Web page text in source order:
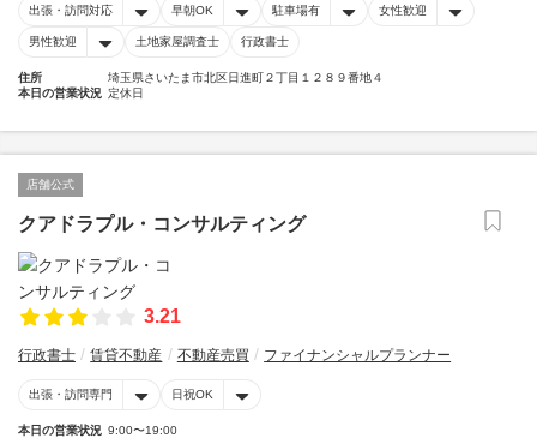
出張・訪問対応 早朝OK 駐車場有 女性歓迎
男性歓迎 土地家屋調査士 行政書士
住所
埼玉県さいたま市北区日進町２丁目１２８９番地４
本日の営業状況 定休日
店舗公式
クアドラプル・コンサルティング
3.21
行政書士 賃貸不動産 不動産売買 ファイナンシャルプランナー
出張・訪問専門 日祝OK
本日の営業状況 9:00〜19:00